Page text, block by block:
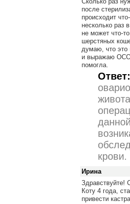
после
происходит
несколько раз
не может что-
шерстяных
думаю, что это
и выражаю
помогла.
Ответ:
крови.
Ирина
Здравствуйте!
Коту 4 года,
привести